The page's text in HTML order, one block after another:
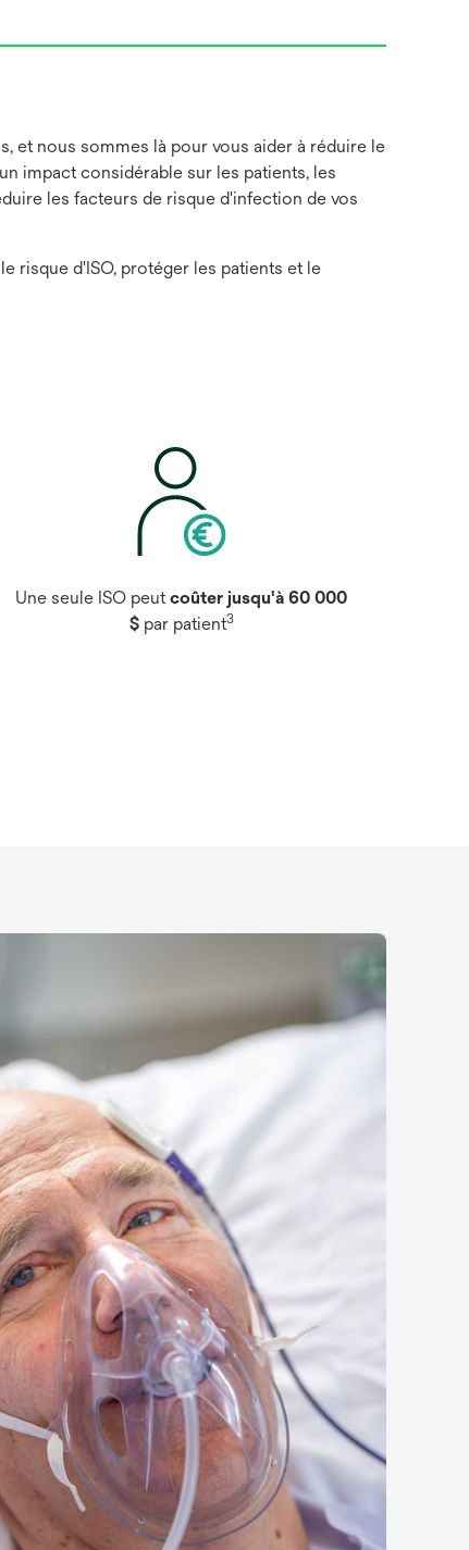
et nous sommes là pour vous aider à réduire le
impact considérable sur les patients, les
les facteurs de risque d'infection de vos
risque d'ISO, protéger les patients et le
Une seule ISO peutcoûter jusqu'à 60 000
$par patient3